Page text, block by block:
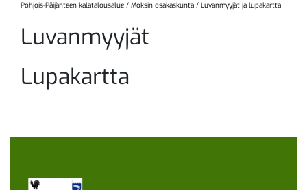
Pohjois-Päijänteen kalatalousalue / Moksin osakaskunta / Luvanmyyjät ja lupakartta
Luvanmyyjät
Lupakartta